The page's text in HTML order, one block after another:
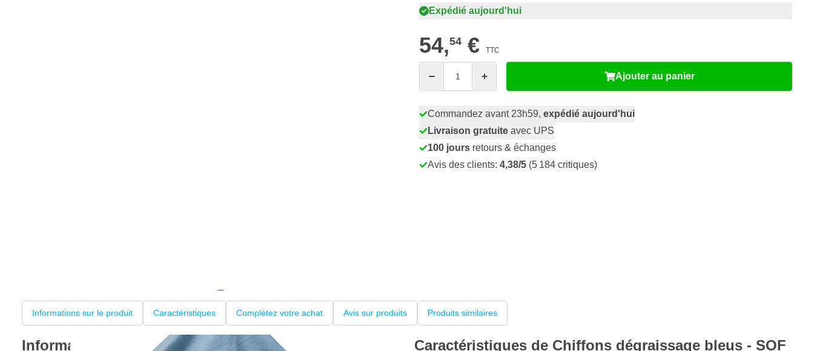
Expédié aujourd'hui
54,54 € TTC
Ajouter au panier
Commandez avant 23h59, expédié aujourd'hui
Livraison gratuite avec UPS
100 jours retours & échanges
Avis des clients: 4,38/5 (5 184 critiques)
Informations sur le produit Caractéristiques Complétez votre achat Avis sur produits Produits similaires
Informations sur le produit
Caractéristiques de Chiffons dégraissage bleus - SOF